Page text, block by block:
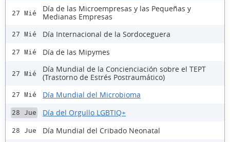
27 Mié
Día de las Microempresas y las Pequeñas y
Medianas Empresas
27 Mié Día Internacional de la Sordoceguera
27 Mié Día de las Mipymes
27 Mié
Día Mundial de la Concienciación sobre el TEPT
(Trastorno de Estrés Postraumático)
27 Mié Día Mundial del Microbioma
28 Jue Día del Orgullo LGBTIQ+
28 Jue Día Mundial del Cribado Neonatal